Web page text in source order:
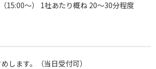
15:00～） 1社あたり概ね 20～30分程度
します。（当日受付可）